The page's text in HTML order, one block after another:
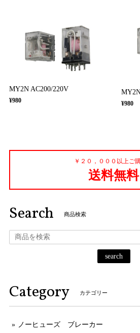
MY2N AC200/220V
¥980 ¥980
￥２０，０００以上ご
送料無料
Search 商品検索
search
Category カテゴリー
ノーヒューズ ブレーカー